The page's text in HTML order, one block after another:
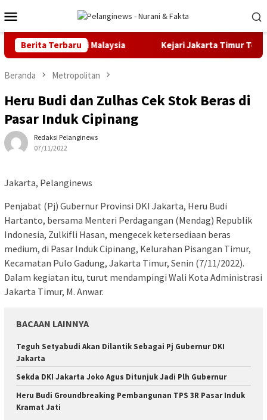
ke
kontenMobile
Berita Terbaru
Olympiad di Malaysia Kejari Jakarta Timur Terima
Beranda Metropolitan
Heru Budi dan Zulhas Cek Stok Beras di
Pasar Induk Cipinang
Redaksi Pelanginews
07/11/2022
Jakarta, Pelanginews
Penjabat (Pj) Gubernur Provinsi DKI Jakarta, Heru Budi
Hartanto, bersama Menteri Perdagangan (Mendag) Republik
Indonesia, Zulkifli Hasan, mengecek ketersediaan beras
medium, di Pasar Induk Cipinang, Kelurahan Pisangan Timur,
Kecamatan Pulo Gadung, Jakarta Timur, Senin (7/11/2022).
Dalam kegiatan itu, turut mendampingi Wali Kota Administrasi
Jakarta Timur, M. Anwar.
BACAAN LAINNYA
Teguh Setyabudi Akan Dilantik Sebagai Pj Gubernur DKI
Jakarta
Sekda DKI Jakarta Joko Agus Ditunjuk Jadi Plh Gubernur
Heru Budi Groundbreaking Pembangunan TPS 3R Pasar Induk
Kramat Jati